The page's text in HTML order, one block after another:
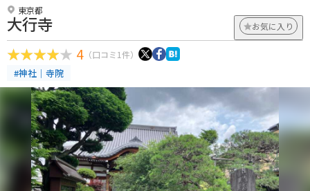
東京都
大行寺 お気に入り
4 （口コミ1件）
#神社｜寺院